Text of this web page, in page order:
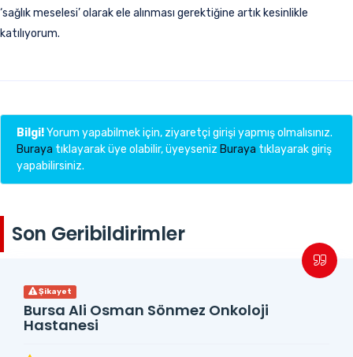
‘sağlık meselesi’ olarak ele alınması gerektiğine artık kesinlikle
katılıyorum.
Bilgi!Yorum yapabilmek için, ziyaretçi girişi yapmış olmalısınız.
Buraya tıklayarak üye olabilir, üyeyseniz Buraya tıklayarak giriş
yapabilirsiniz.
Son Geribildirimler
Şikayet
Bursa Ali Osman Sönmez Onkoloji
Hastanesi